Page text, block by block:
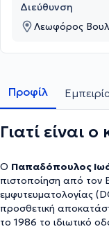
Διεύθυνση
Λεωφόρος
Προφίλ
Γιατί είναι
Ο Παπαδόπουλος
πιστοποίηση από τον
εμφυτευματολογίας
προσθετική
το 1986 το ιδιωτικό